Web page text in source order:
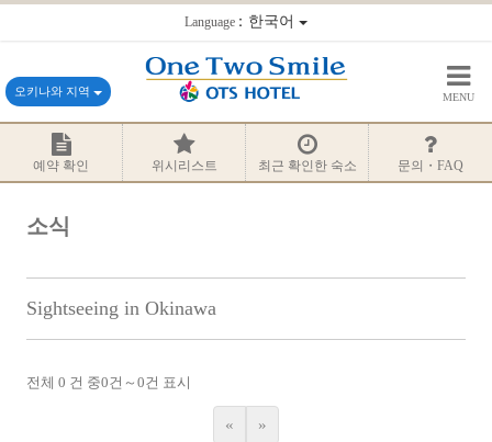
Language：한국어
오키나와 지역 MENU
예약 확인 위시리스트 최근 확인한 숙소 문의・FAQ
소식
Sightseeing in Okinawa
전체 0 건 중0건～ 0건 표시
« »